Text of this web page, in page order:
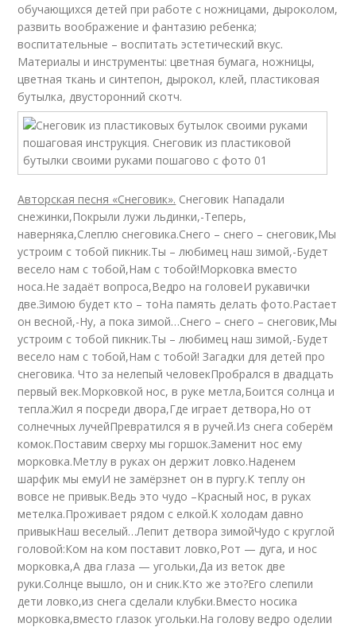
обучающихся детей при работе с ножницами, дыроколом,
развить воображение и фантазию ребенка;
воспитательные – воспитать эстетический вкус.
Материалы и инструменты: цветная бумага, ножницы,
цветная ткань и синтепон, дырокол, клей, пластиковая
бутылка, двусторонний скотч.
Авторская песня «Снеговик». Снеговик Нападали
снежинки,Покрыли лужи льдинки,-Теперь,
наверняка,Слеплю снеговика.Снего – снего – снеговик,Мы
устроим с тобой пикник.Ты – любимец наш зимой,-Будет
весело нам с тобой,Нам с тобой!Морковка вместо
носа.Не задаёт вопроса,Ведро на головеИ рукавички
две.Зимою будет кто – тоНа память делать фото.Растает
он весной,-Ну, а пока зимой…Снего – снего – снеговик,Мы
устроим с тобой пикник.Ты – любимец наш зимой,-Будет
весело нам с тобой,Нам с тобой! Загадки для детей про
снеговика. Что за нелепый человекПробрался в двадцать
первый век.Морковкой нос, в руке метла,Боится солнца и
тепла.Жил я посреди двора,Где играет детвора,Но от
солнечных лучейПревратился я в ручей.Из снега соберём
комок.Поставим сверху мы горшок.Заменит нос ему
морковка.Метлу в руках он держит ловко.Наденем
шарфик мы емуИ не замёрзнет он в пургу.К теплу он
вовсе не привык.Ведь это чудо –Красный нос, в руках
метелка.Проживает рядом с елкой.К холодам давно
привыкНаш веселый…Лепит детвора зимойЧудо с круглой
головой:Ком на ком поставит ловко,Рот — дуга, и нос
морковка,А два глаза — угольки,Да из веток две
руки.Солнце вышло, он и сник.Кто же это?Его слепили
дети ловко,из снега сделали клубки.Вместо носика
морковка,вместо глазок угольки.На голову ведро оделии